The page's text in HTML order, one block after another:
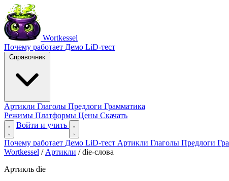
Wortkessel
Почему работает Демо LiD-тест
Справочник
Артикли Глаголы Предлоги Грамматика
Режимы Платформы Цены Скачать
Войти и учить
Почему работает Демо LiD-тест Артикли Глаголы Предлоги
Wortkessel / Артикли / die-слова
Артикль die